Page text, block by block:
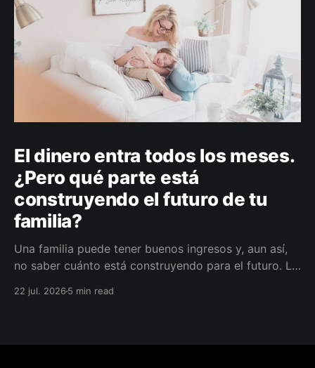
El dinero entra todos los meses.
¿Pero qué parte está
construyendo el futuro de tu
familia?
Una familia puede tener buenos ingresos y, aun así,
no saber cuánto está construyendo para el futuro. La
darle a cada parte del ingreso un propósito, un plazo
22 jul. 20265 min read